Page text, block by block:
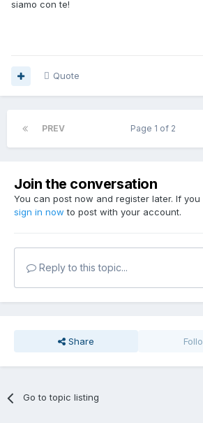
siamo con te!
Quote
PREV Page 1 of 2
Join the conversation
You can post now and register later. If
sign in now to post with your account.
Reply to this topic...
Share
Go to topic listing